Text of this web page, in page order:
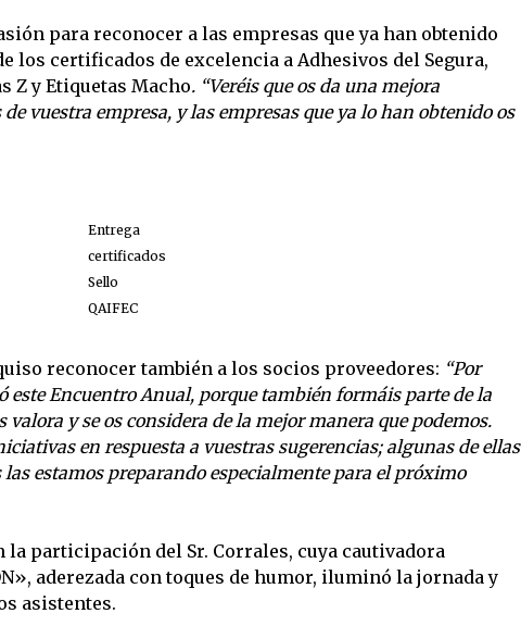
para reconocer a las empresas que ya han obtenido
los certificados de excelencia a Adhesivos del Segura,
Z y Etiquetas Macho. “Veréis que os da una mejora
vuestra empresa, y las empresas que ya lo han obtenido os
Entrega
certificados
Sello
QAIFEC
reconocer también a los socios proveedores: “Por
este Encuentro Anual, porque también formáis parte de la
valora y se os considera de la mejor manera que podemos.
en respuesta a vuestras sugerencias; algunas de ellas
estamos preparando especialmente para el próximo
la participación del Sr. Corrales, cuya cautivadora
aderezada con toques de humor, iluminó la jornada y
asistentes.